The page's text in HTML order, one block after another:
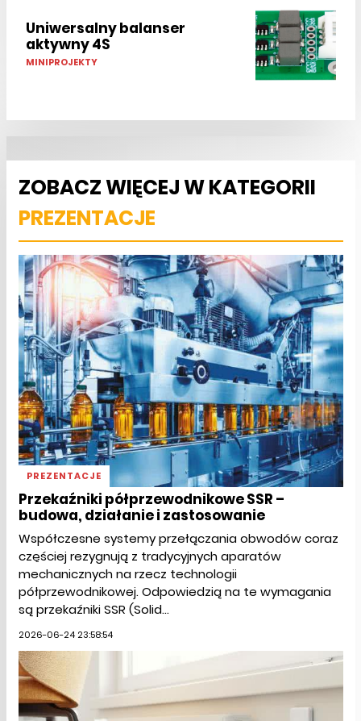
Uniwersalny balanser
aktywny 4S
MINIPROJEKTY
ZOBACZ WIĘCEJ W KATEGORII
PREZENTACJE
PREZENTACJE
Przekaźniki półprzewodnikowe SSR –
budowa, działanie i zastosowanie
Współczesne systemy przełączania obwodów coraz
częściej rezygnują z tradycyjnych aparatów
mechanicznych na rzecz technologii
półprzewodnikowej. Odpowiedzią na te wymagania
są przekaźniki SSR (Solid...
2026-06-24 23:58:54